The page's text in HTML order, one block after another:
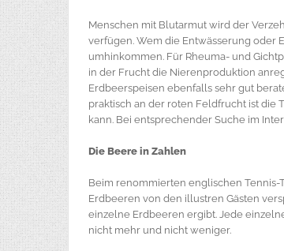
Menschen mit Blutarmut wird der
verfügen. Wem die Entwässerung oder
umhinkommen. Für Rheuma- und
in der Frucht die Nierenproduktion
Erdbeerspeisen ebenfalls sehr gut
praktisch an der roten Feldfrucht ist die
kann. Bei entsprechender Suche im
Die Beere in Zahlen
Beim renommierten englischen
Erdbeeren von den illustren Gästen
einzelne Erdbeeren ergibt. Jede
nicht mehr und nicht weniger.